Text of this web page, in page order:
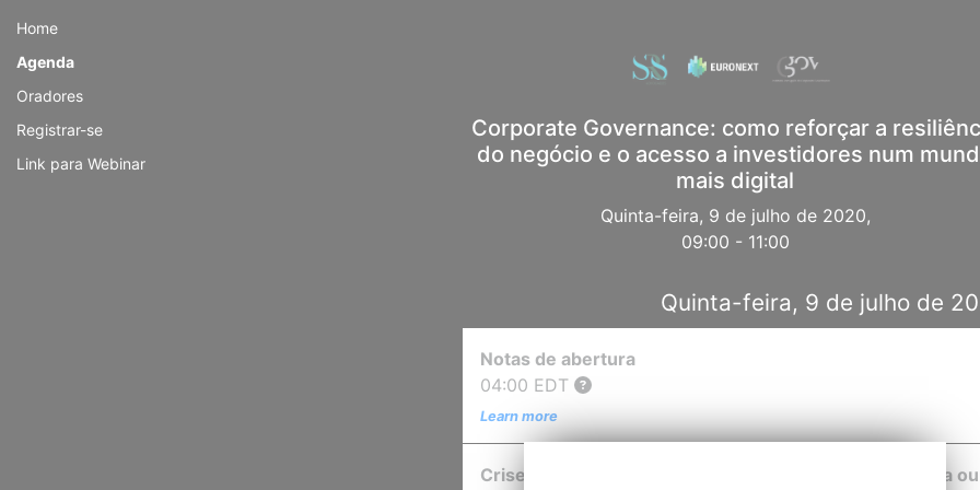
Home
Agenda
Oradores
Registrar-se
Link para Webinar
Corporate Governance: como reforçar a
do negócio e o acesso a investidores num
mais digital
Quinta-feira, 9 de julho de 2020,
09:00 - 11:00
Quinta-feira, 9 de julho de
Notas de abertura
04:00 EDT
Learn more
Crise, retoma e Corporate Governance: a segunda vida ou